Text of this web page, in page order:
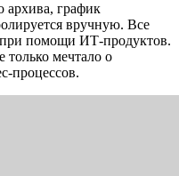
архива, график
вручную. Все
при помощи ИТ-продуктов.
только мечтало о
процессов.